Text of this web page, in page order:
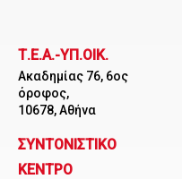
περιεχόμενο
Τ.Ε.Α.-ΥΠ.ΟΙΚ.
Ακαδημίας 76, 6ος
όροφος,
10678, Αθήνα
ΣΥΝΤΟΝΙΣΤΙΚΟ
ΚΕΝΤΡΟ